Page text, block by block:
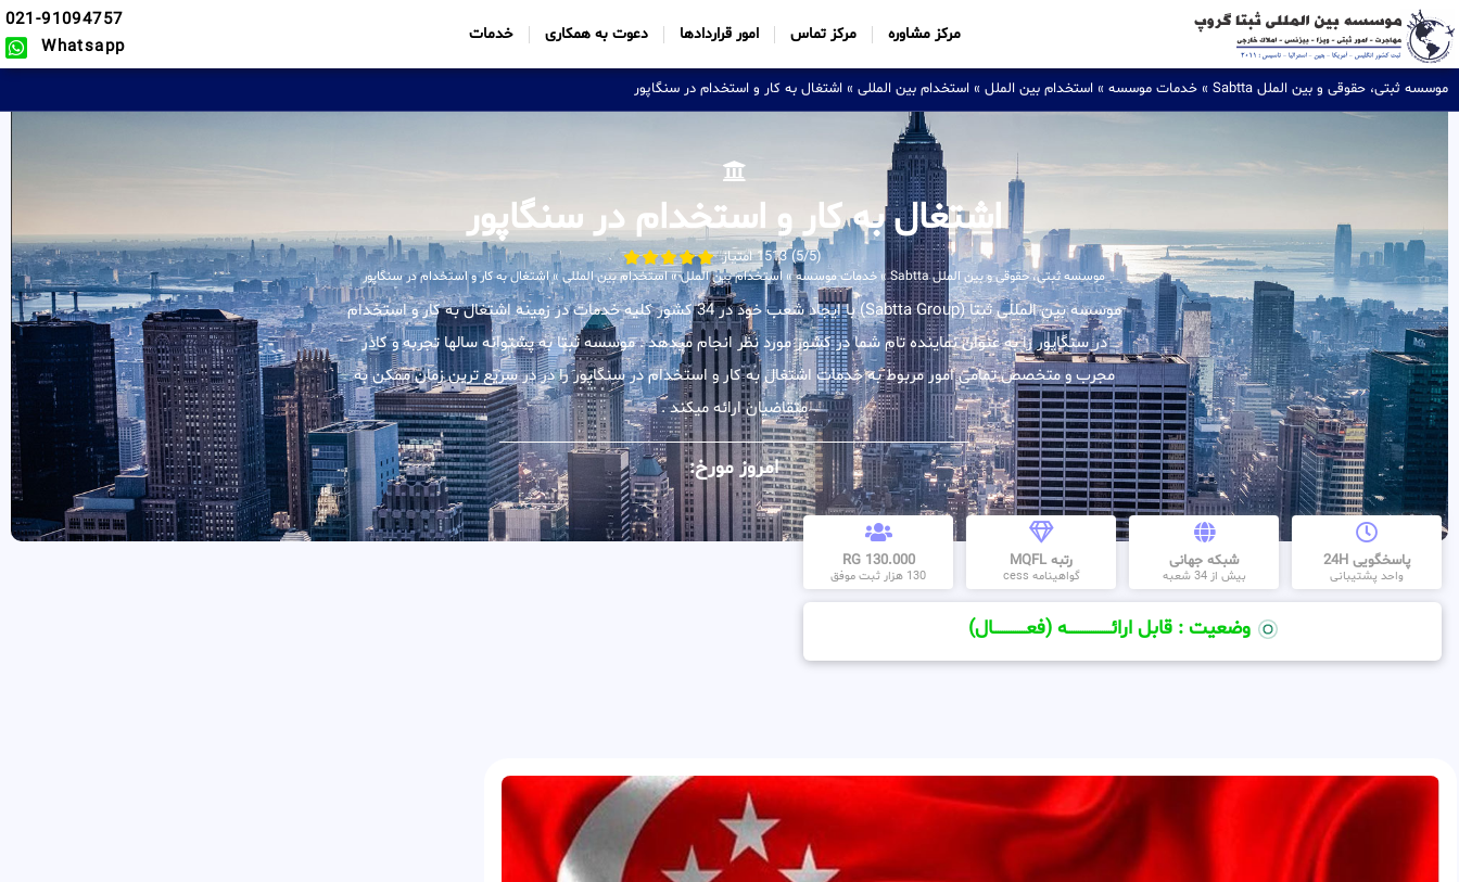
مرکز مشاوره مرکز تماس امور قراردادها دعوت به همکاری خدمات
021-91094757
Whatsapp
موسسه ثبتی، حقوقی و بین الملل Sabtta » خدمات موسسه » استخدام بین الملل » استخدام بین المللی » اشتغال به کار و استخدام در سنگاپور
اشتغال به کار و استخدام در سنگاپور
(5/5) 1513 امتیاز
موسسه ثبتی، حقوقی و بین الملل Sabtta »خدمات موسسه» استخدام بین الملل»استخدام بین المللی»اشتغال به کار و استخدام در سنگاپور
موسسه بین المللی ثبتا (Sabtta Group) با ایجاد شعب خود در 34 کشور کلیه خدمات در زمینه اشتغال به کار و استخدام
در سنگاپور را به عنوان نماینده تام شما در کشور مورد نظر انجام میدهد . موسسه ثبتا به پشتوانه سالها تجربه و کادر
مجرب و متخصص تمامی امور مربوط به خدمات اشتغال به کار و استخدام در سنگاپور را در در سریع ترین زمان ممکن به
متقاضیان ارائه میکند .
امروز مورخ:
پاسخگویی 24H
واحد پشتیبانی
شبکه جهانی
بیش از 34 شعبه
رتبه MQFL
گواهینامه cess
130.000 RG
130 هزار ثبت موفق
وضعیت : قابل ارائــــــــــــــــــــه (فعـــــــــــــــال)